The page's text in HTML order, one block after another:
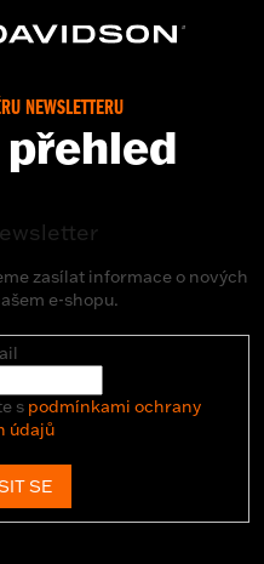
NEWSLETTERU
přehled
zasílat informace o nových
e-shopu.
s podmínkami ochrany
údajů
SE